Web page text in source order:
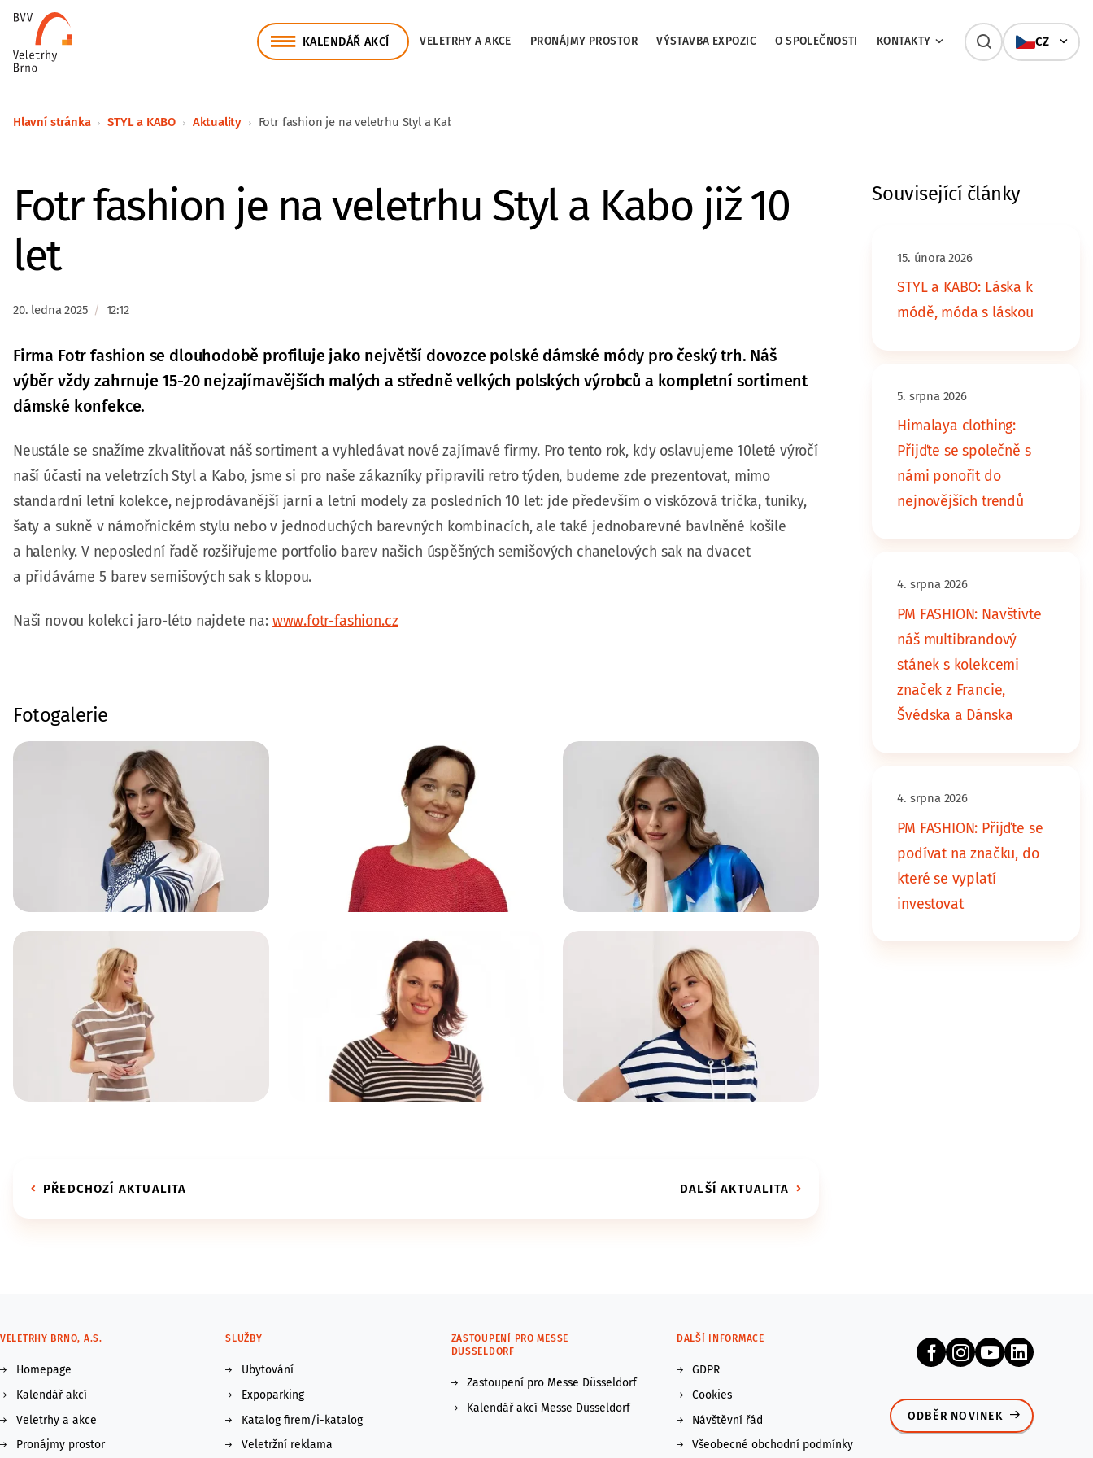
KALENDÁŘ AKCÍ VELETRHY A AKCE PRONÁJMY PROSTOR VÝSTAVBA EXPOZIC O SPOLEČNOSTI KONTAKTY CZ
Hlavní stránka STYL a KABO Aktuality Fotr fashion je na veletrhu Styl a Kabo již 10 let
Fotr fashion je na veletrhu Styl a Kabo již 10
let
20. ledna 2025 / 12:12
Firma Fotr fashion se dlouhodobě profiluje jako největší dovozce polské dámské módy pro český trh. Náš
výběr vždy zahrnuje 15-20 nejzajímavějších malých a středně velkých polských výrobců a kompletní sortiment
dámské konfekce.
Neustále se snažíme zkvalitňovat náš sortiment a vyhledávat nové zajímavé firmy. Pro tento rok, kdy oslavujeme 10leté výročí
naší účasti na veletrzích Styl a Kabo, jsme si pro naše zákazníky připravili retro týden, budeme zde prezentovat, mimo
standardní letní kolekce, nejprodávanější jarní a letní modely za posledních 10 let: jde především o viskózová trička, tuniky,
šaty a sukně v námořnickém stylu nebo v jednoduchých barevných kombinacích, ale také jednobarevné bavlněné košile
a halenky. V neposlední řadě rozšiřujeme portfolio barev našich úspěšných semišových chanelových sak na dvacet
a přidáváme 5 barev semišových sak s klopou.
Naši novou kolekci jaro-léto najdete na: www.fotr-fashion.cz
Fotogalerie
PŘEDCHOZÍ AKTUALITA DALŠÍ AKTUALITA
Související články
15. února 2026
STYL a KABO: Láska k
módě, móda s láskou
5. srpna 2026
Himalaya clothing:
Přijďte se společně s
námi ponořit do
nejnovějších trendů
4. srpna 2026
PM FASHION: Navštivte
náš multibrandový
stánek s kolekcemi
značek z Francie,
Švédska a Dánska
4. srpna 2026
PM FASHION: Přijďte se
podívat na značku, do
které se vyplatí
investovat
VELETRHY BRNO, A.S.
Homepage
Kalendář akcí
Veletrhy a akce
Pronájmy prostor
SLUŽBY
Ubytování
Expoparking
Katalog firem/i-katalog
Veletržní reklama
ZASTOUPENÍ PRO MESSE
DUSSELDORF
Zastoupení pro Messe Düsseldorf
Kalendář akcí Messe Düsseldorf
DALŠÍ INFORMACE
GDPR
Cookies
Návštěvní řád
Všeobecné obchodní podmínky
ODBĚR NOVINEK